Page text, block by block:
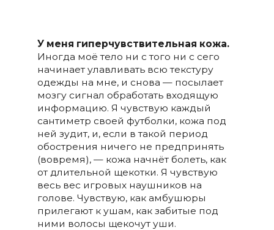
У меня гиперчувствительная кожа.
Иногда моё тело ни с того ни с сего
начинает улавливать всю текстуру
одежды на мне, и снова — посылает
мозгу сигнал обработать входящую
информацию. Я чувствую каждый
сантиметр своей футболки, кожа под
ней зудит, и, если в такой период
обострения ничего не предпринять
(вовремя), — кожа начнёт болеть, как
от длительной щекотки. Я чувствую
весь вес игровых наушников на
голове. Чувствую, как амбушюры
прилегают к ушам, как забитые под
ними волосы щекочут уши.